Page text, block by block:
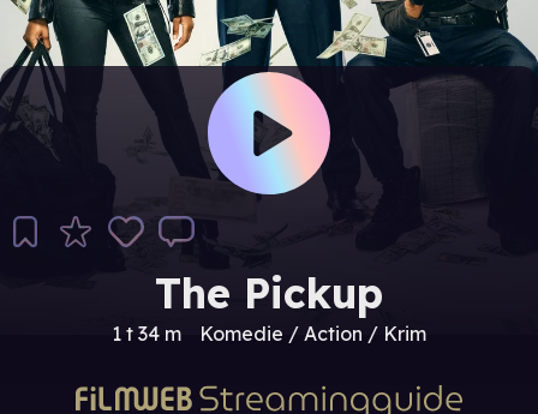
The Pickup
1 t 34 m Komedie / Action / Krim